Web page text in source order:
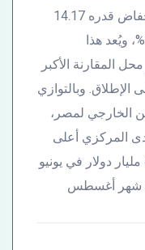
أمريكي في نهاية ديسمبر 2023 بانخفاض قدره 14.17
مليار دولار بنسبة تقدر بحوالي 8.43%، ويُعد هذا
المقارنة الأكبر
الإطلاق. وبالتوازي
الخارجي لمصر،
المركزي أعلى
مستوياته على الإطلاق بقيمة 46.38 مليار دولار في يونيو